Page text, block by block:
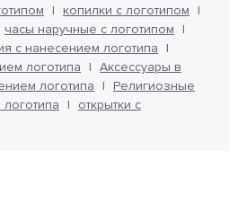
копилки с логотипом
часы наручные с логотипом
с нанесением логотипа
логотипа
Аксессуары в
логотипа
Религиозные
открытки с